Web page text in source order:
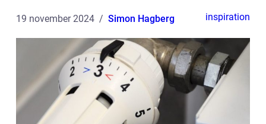
19 november 2024 Simon Hagberg inspiration